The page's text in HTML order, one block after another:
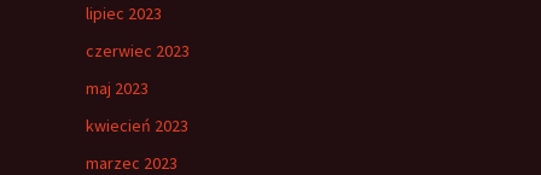
lipiec 2023
czerwiec 2023
maj 2023
kwiecień 2023
marzec 2023